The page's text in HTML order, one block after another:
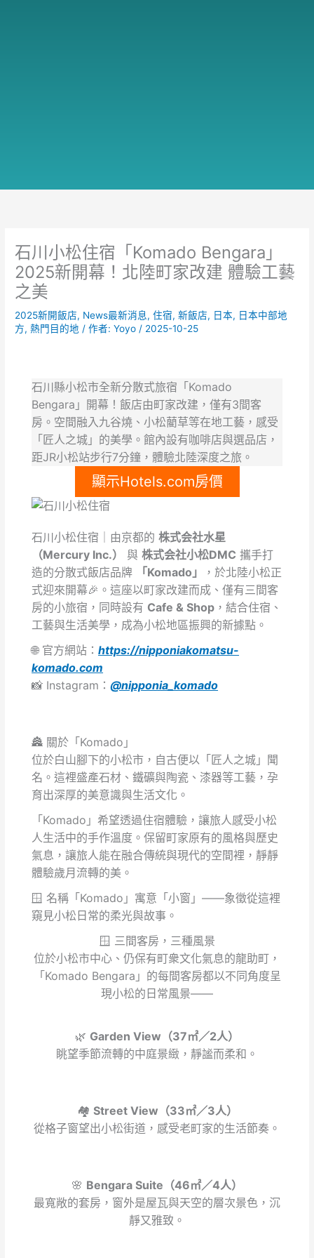
石川小松住宿「Komado Bengara」
2025新開幕！北陸町家改建 體驗工藝
之美
2025新開飯店, News最新消息,住宿,新飯店, 日本, 日本中部地
方,熱門目的地 / 作者:Yoyo / 2025-10-25
石川縣小松市全新分散式旅宿「Komado
Bengara」開幕！飯店由町家改建，僅有3間客
房。空間融入九谷燒、小松藺草等在地工藝，感受
「匠人之城」的美學。館內設有咖啡店與選品店，
距JR小松站步行7分鐘，體驗北陸深度之旅。
顯示Hotels.com房價
石川小松住宿｜由京都的株式会社水星
（Mercury Inc.）
與株式会社小松DMC 攜手打
造的分散式飯店品牌
「Komado」
，於北陸小松正
式迎來開幕🎉。這座以町家改建而成、僅有三間客
房的小旅宿，同時設有 Cafe & Shop ，結合住宿、
工藝與生活美學，成為小松地區振興的新據點。
🌐 官方網站：https://nipponiakomatsu-
komado.com
📸 Instagram：@nipponia_komado
🏯 關於「Komado」
位於白山腳下的小松市，自古便以「匠人之城」聞
名。這裡盛產石材、鐵礦與陶瓷、漆器等工藝，孕
育出深厚的美意識與生活文化。
「Komado」希望透過住宿體驗，讓旅人感受小松
人生活中的手作溫度。保留町家原有的風格與歷史
氣息，讓旅人能在融合傳統與現代的空間裡，靜靜
體驗歲月流轉的美。
🪟 名稱「Komado」寓意「小窗」——象徵從這裡
窺見小松日常的柔光與故事。
🪟 三間客房，三種風景
位於小松市中心、仍保有町衆文化氣息的龍助町，
「Komado Bengara」的每間客房都以不同角度呈
現小松的日常風景——
🌿 Garden View（37㎡／2人）
眺望季節流轉的中庭景緻，靜謐而柔和。
🏘️ Street View（33㎡／3人）
從格子窗望出小松街道，感受老町家的生活節奏。
🌸 Bengara Suite（46㎡／4人）
最寬敞的套房，窗外是屋瓦與天空的層次景色，沉
靜又雅致。